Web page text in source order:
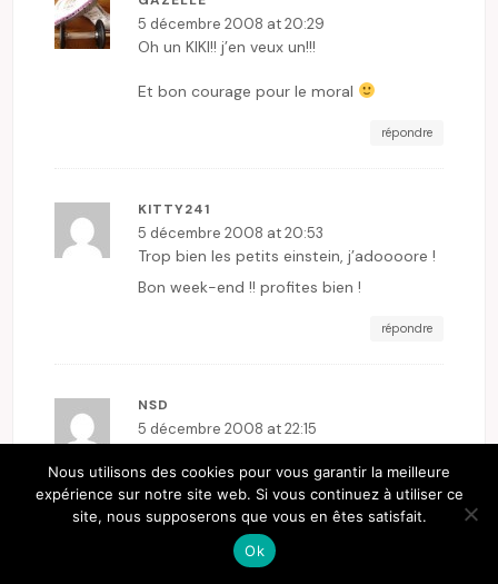
5 décembre 2008 at 20:29
Oh un KIKI!! j’en veux un!!!
Et bon courage pour le moral
répondre
KITTY241
5 décembre 2008 at 20:53
Trop bien les petits einstein, j’adoooore !
Bon week-end !! profites bien !
répondre
NSD
5 décembre 2008 at 22:15
une médaille à nous les femmes mères
copines parfaites !!! que feraient-ils sans
nous ?? en tout cas profites à fond de
Nous utilisons des cookies pour vous garantir la meilleure
expérience sur notre site web. Si vous continuez à utiliser ce
site, nous supposerons que vous en êtes satisfait.
Ok